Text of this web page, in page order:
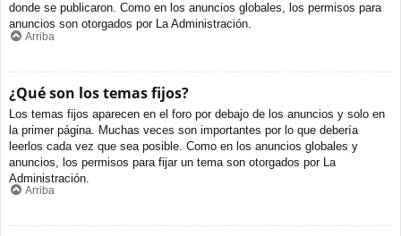
donde se publicaron. Como en los anuncios globales, los permisos para
anuncios son otorgados por La Administración.
Arriba
¿Qué son los temas fijos?
Los temas fijos aparecen en el foro por debajo de los anuncios y solo en
la primer página. Muchas veces son importantes por lo que debería
leerlos cada vez que sea posible. Como en los anuncios globales y
anuncios, los permisos para fijar un tema son otorgados por La
Administración.
Arriba